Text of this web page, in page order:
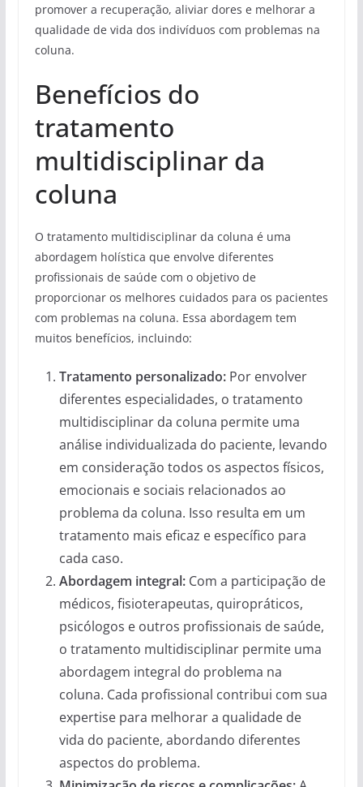
promover a recuperação, aliviar dores e melhorar a
qualidade de vida dos indivíduos com problemas na
coluna.
Benefícios do
tratamento
multidisciplinar da
coluna
O tratamento multidisciplinar da coluna é uma
abordagem holística que envolve diferentes
profissionais de saúde com o objetivo de
proporcionar os melhores cuidados para os pacientes
com problemas na coluna. Essa abordagem tem
muitos benefícios, incluindo:
Tratamento personalizado:Por envolver
diferentes especialidades, o tratamento
multidisciplinar da coluna permite uma
análise individualizada do paciente, levando
em consideração todos os aspectos físicos,
emocionais e sociais relacionados ao
problema da coluna. Isso resulta em um
tratamento mais eficaz e específico para
cada caso.
Abordagem integral:Com a participação de
médicos, fisioterapeutas, quiropráticos,
psicólogos e outros profissionais de saúde,
o tratamento multidisciplinar permite uma
abordagem integral do problema na
coluna. Cada profissional contribui com sua
expertise para melhorar a qualidade de
vida do paciente, abordando diferentes
aspectos do problema.